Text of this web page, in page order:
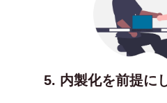
5. 内製化を前提に